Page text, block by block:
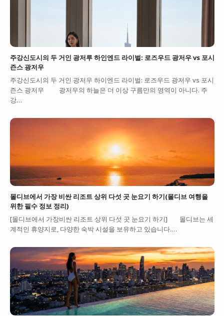
주강신도시의 두 거인 광저루 하인엔드 라이벌: 로즈우드 광저우 vs 포시
즌스 광저우
주강신도시의 두 거인 광저우 하이엔드 라이벌: 로즈우드 광저우 vs 포시
즌스 광저우 광저우의 하늘은 더 이상 구름만의 영역이 아니다. 주
강…
몰디브에서 가장 비싼 리조트 상위 다섯 곳 눈요기 하기(몰디브 여행을
위한 필수 정보 정리)
[몰디브에서 가장비싼 리조트 상위 다섯 곳 눈요기 하기] 몰디브는 세
계적인 휴양지로, 다양한 숙박 시설을 보유하고 있습니다.…